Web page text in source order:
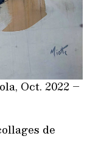
Oct. 2022 –
de